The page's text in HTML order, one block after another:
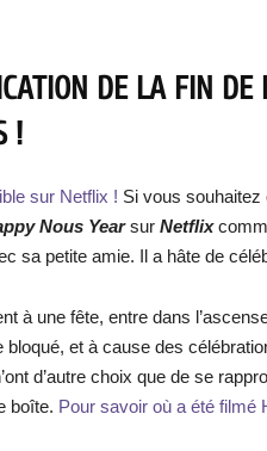
DE LA FIN
!
sur Netflix ! Si vous souhaitez
Nous Yearsur Netflix
sa petite amie. Il a hâte de
à une fête, entre dans
et à cause des
d’autre choix que de se
boîte. Pour savoir où a été filmé